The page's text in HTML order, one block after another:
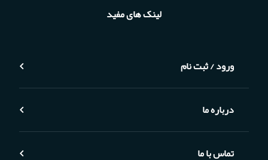
لینک های مفید
ورود / ثبت نام
درباره ما
تماس با ما